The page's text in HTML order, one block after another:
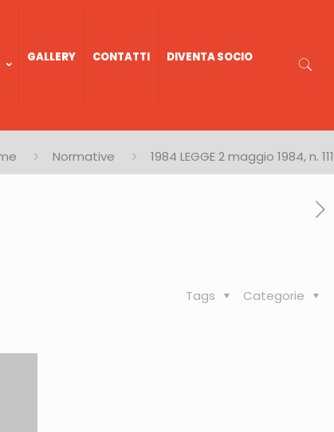
GALLERY CONTATTI DIVENTA SOCIO
Normative 1984 LEGGE 2 maggio 1984, n. 111
Categorie
Tags